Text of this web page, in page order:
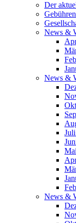
Der
News &
News &
News &